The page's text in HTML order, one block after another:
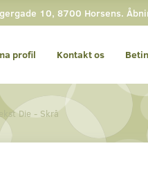
10, 8700 Horsens.
profil Kontakt os
Die - Skrå